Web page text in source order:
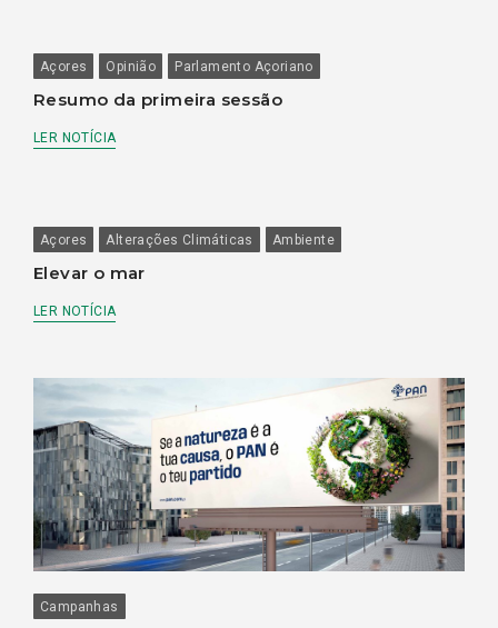
Açores Opinião Parlamento Açoriano
Resumo da primeira sessão
LER NOTÍCIA
Açores Alterações Climáticas Ambiente
Elevar o mar
LER NOTÍCIA
Campanhas